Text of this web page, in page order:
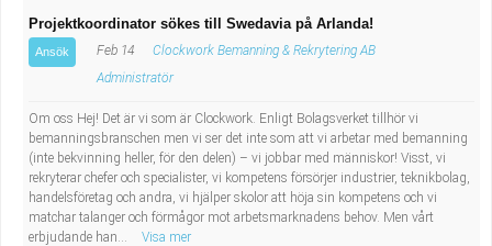
Projektkoordinator sökes till Swedavia på Arlanda!
Ansök Feb 14
Clockwork Bemanning & Rekrytering AB
Administratör
Om oss Hej! Det är vi som är Clockwork. Enligt Bolagsverket tillhör vi
bemanningsbranschen men vi ser det inte som att vi arbetar med bemanning
(inte bekvinning heller, för den delen) – vi jobbar med människor! Visst, vi
rekryterar chefer och specialister, vi kompetens försörjer industrier, teknikbolag,
handelsföretag och andra, vi hjälper skolor att höja sin kompetens och vi
matchar talanger och förmågor mot arbetsmarknadens behov. Men vårt
erbjudande han...
Visa mer